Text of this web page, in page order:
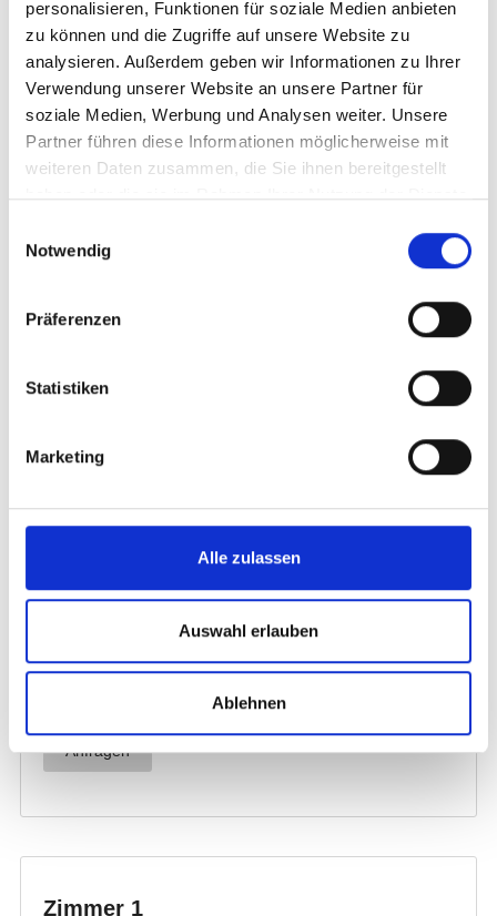
personalisieren, Funktionen für soziale Medien anbieten
zu können und die Zugriffe auf unsere Website zu
analysieren. Außerdem geben wir Informationen zu Ihrer
Verwendung unserer Website an unsere Partner für
soziale Medien, Werbung und Analysen weiter. Unsere
Partner führen diese Informationen möglicherweise mit
weiteren Daten zusammen, die Sie ihnen bereitgestellt
haben oder die sie im Rahmen Ihrer Nutzung der Dienste
Notwendig
Präferenzen
Statistiken
Marketing
Alle zulassen
Auswahl erlauben
Ablehnen